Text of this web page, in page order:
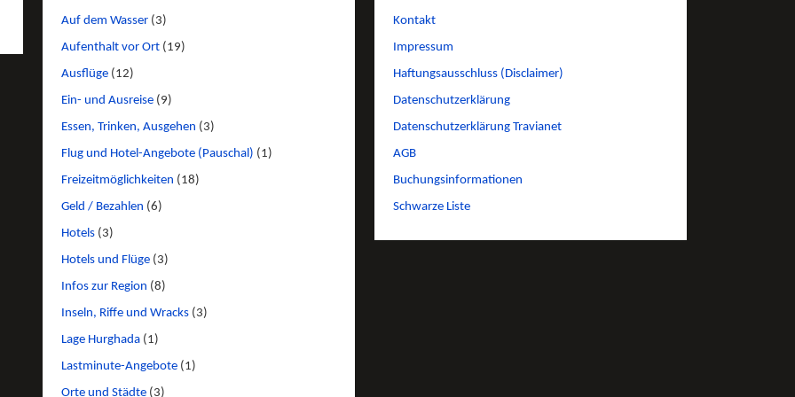
Auf dem Wasser(3)
Aufenthalt vor Ort(19)
Ausflüge(12)
Ein- und Ausreise(9)
Essen, Trinken, Ausgehen (3)
Flug und Hotel-Angebote (Pauschal) (1)
Freizeitmöglichkeiten (18)
Geld / Bezahlen (6)
Hotels(3)
Hotels und Flüge(3)
Infos zur Region (8)
Inseln, Riffe und Wracks(3)
Lage Hurghada(1)
Lastminute-Angebote(1)
Orte und Städte(3)
Kontakt
Impressum
Haftungsausschluss (Disclaimer)
Datenschutzerklärung
Datenschutzerklärung Travianet
AGB
Buchungsinformationen
Schwarze Liste